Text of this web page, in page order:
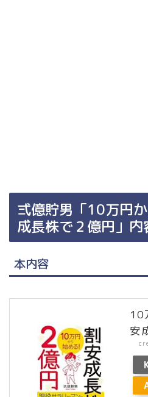
弍億貯男「10万円
成長株で２億円」
本内容
10
安